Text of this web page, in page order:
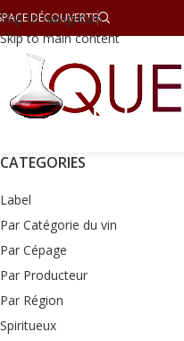
Skip to navigation
Skip to main content
DÉCOUVERTE
CATEGORIES
Label
Par Catégorie du vin
Par Cépage
Par Producteur
Par Région
Spiritueux